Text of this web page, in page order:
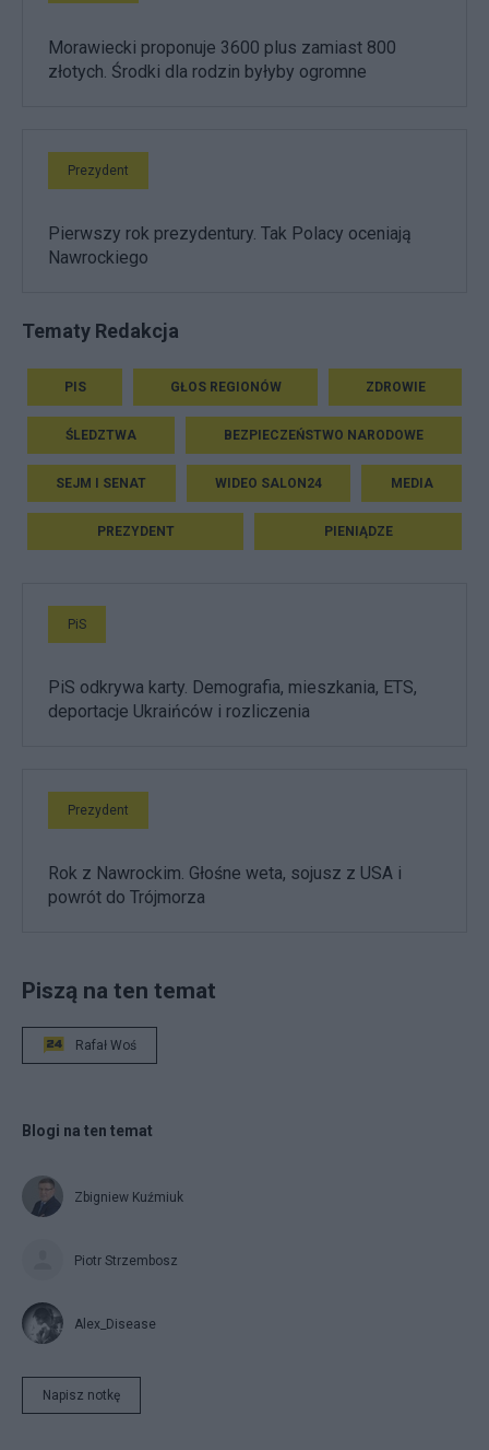
Morawiecki proponuje 3600 plus zamiast 800
złotych. Środki dla rodzin byłyby ogromne
Prezydent
Pierwszy rok prezydentury. Tak Polacy oceniają
Nawrockiego
Tematy Redakcja
PIS GŁOS REGIONÓW ZDROWIE
ŚLEDZTWA BEZPIECZEŃSTWO NARODOWE
SEJM I SENAT WIDEO SALON24 MEDIA
PREZYDENT PIENIĄDZE
PiS
PiS odkrywa karty. Demografia, mieszkania, ETS,
deportacje Ukraińców i rozliczenia
Prezydent
Rok z Nawrockim. Głośne weta, sojusz z USA i
powrót do Trójmorza
Piszą na ten temat
Rafał Woś
Blogi na ten temat
Zbigniew Kuźmiuk
Piotr Strzembosz
Alex_Disease
Napisz notkę